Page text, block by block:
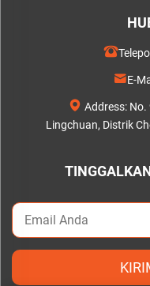
E-
Address: No.
Lingchuan, Distrik